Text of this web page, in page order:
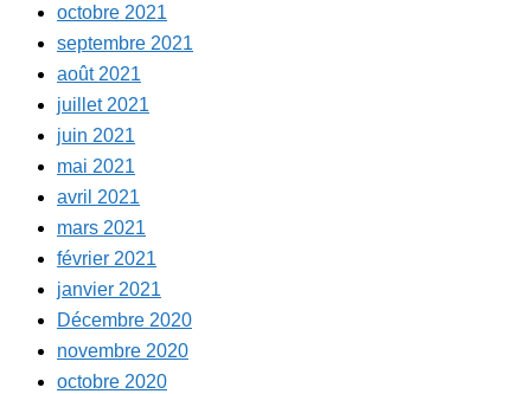
octobre 2021
septembre 2021
août 2021
juillet 2021
juin 2021
mai 2021
avril 2021
mars 2021
février 2021
janvier 2021
Décembre 2020
novembre 2020
octobre 2020